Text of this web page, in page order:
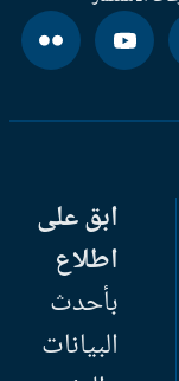
ابق على
اطلاع
بأحدث
البيانات